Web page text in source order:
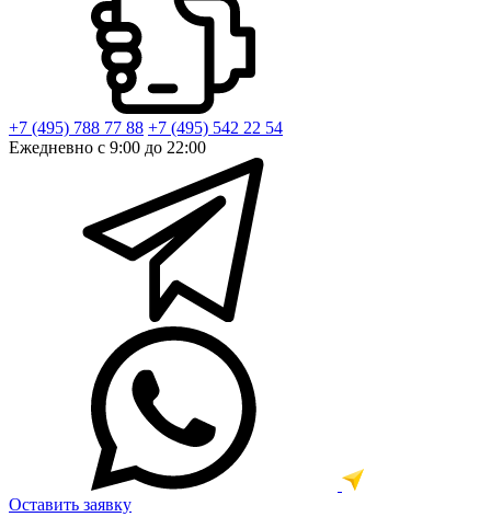
+7 (495) 788 77 88 +7 (495) 542 22 54
Ежедневно с 9:00 до 22:00
Оставить заявку